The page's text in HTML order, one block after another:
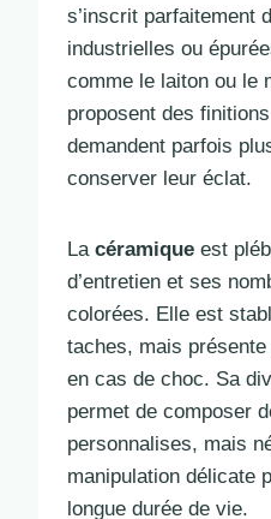
s’inscrit parfaitement
industrielles ou
comme le laiton ou le
proposent des
demandent parfois
conserver leur éclat.
La céramique est
d’entretien et ses
colorées. Elle est
taches, mais
en cas de choc. Sa
permet de composer
personnalises, mais
manipulation délicate
longue durée de vie.